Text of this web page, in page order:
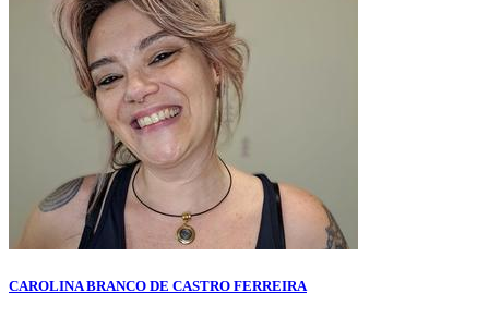
CAROLINA BRANCO DE CASTRO FERREIRA